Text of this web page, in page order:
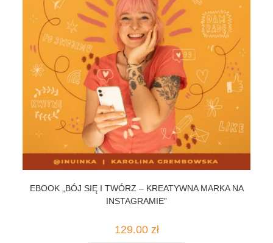
EBOOK „BÓJ SIĘ I TWÓRZ – KREATYWNA MARKA NA
INSTAGRAMIE”
129.00 zł